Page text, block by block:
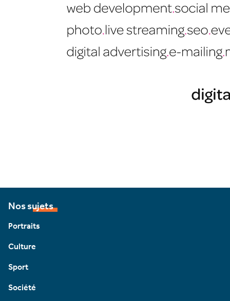
Nos sujets
Portraits
Culture
Sport
Société